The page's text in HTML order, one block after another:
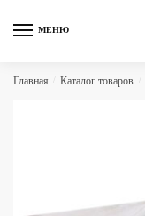
МЕНЮ
Главная Каталог товаров